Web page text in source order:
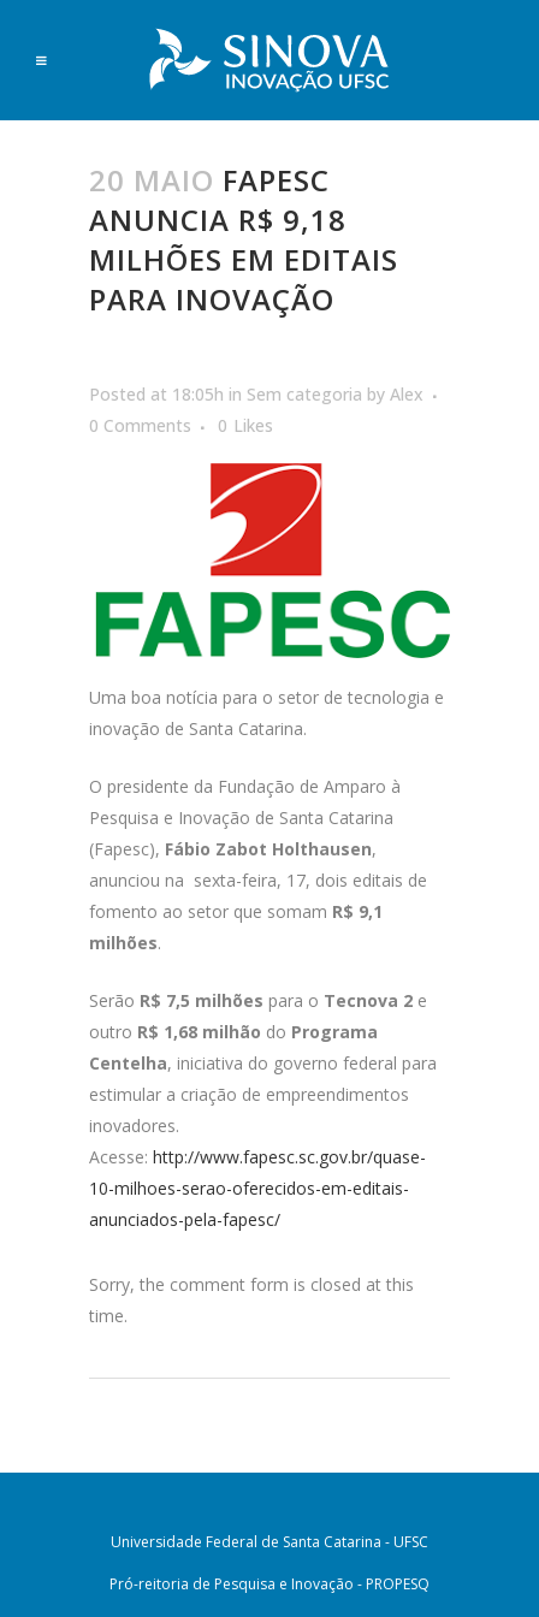
20 MAIO FAPESC
ANUNCIA R$ 9,18
MILHÕES EM EDITAIS
PARA INOVAÇÃO
Posted at 18:05h in Sem categoria by Alex
0 Comments
0 Likes
Uma boa notícia para o setor de tecnologia e
inovação de Santa Catarina.
O presidente da Fundação de Amparo à
Pesquisa e Inovação de Santa Catarina
(Fapesc), Fábio Zabot Holthausen,
anunciou na sexta-feira, 17, dois editais de
fomento ao setor que somam R$ 9,1
milhões.
Serão R$ 7,5 milhões para o Tecnova 2 e
outro R$ 1,68 milhão do Programa
Centelha, iniciativa do governo federal para
estimular a criação de empreendimentos
inovadores.
Acesse: http://www.fapesc.sc.gov.br/quase-
10-milhoes-serao-oferecidos-em-editais-
anunciados-pela-fapesc/
Sorry, the comment form is closed at this
time.
Universidade Federal de Santa Catarina - UFSC
Pró-reitoria de Pesquisa e Inovação - PROPESQ